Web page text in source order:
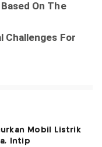
Mobil Listrik
Intip